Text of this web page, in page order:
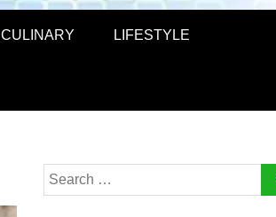
CULINARY LIFESTYLE
Search
for: